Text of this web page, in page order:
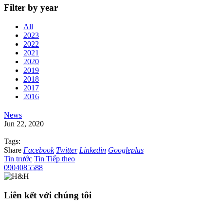
Filter by year
All
2023
2022
2021
2020
2019
2018
2017
2016
News
Jun 22, 2020
Tags:
Share Facebook Twitter Linkedin Googleplus
Tin trước Tin Tiếp theo
0904085588
Liên kết với chúng tôi